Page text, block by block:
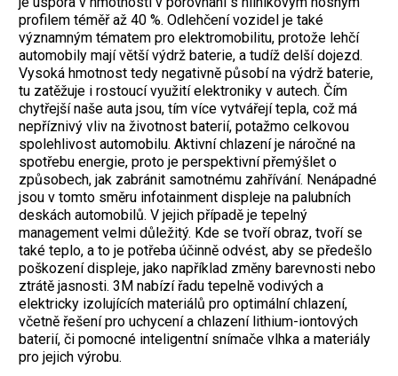
profilem téměř až 40 %. Odlehčení vozidel je také
významným tématem pro elektromobilitu, protože lehčí
automobily mají větší výdrž baterie, a tudíž delší dojezd.
Vysoká hmotnost tedy negativně působí na výdrž baterie,
tu zatěžuje i rostoucí využití elektroniky v autech. Čím
chytřejší naše auta jsou, tím více vytvářejí tepla, což má
nepříznivý vliv na životnost baterií, potažmo celkovou
spolehlivost automobilu. Aktivní chlazení je náročné na
spotřebu energie, proto je perspektivní přemýšlet o
způsobech, jak zabránit samotnému zahřívání. Nenápadné
jsou v tomto směru infotainment displeje na palubních
deskách automobilů. V jejich případě je tepelný
management velmi důležitý. Kde se tvoří obraz, tvoří se
také teplo, a to je potřeba účinně odvést, aby se předešlo
poškození displeje, jako například změny barevnosti nebo
ztrátě jasnosti. 3M nabízí řadu tepelně vodivých a
elektricky izolujících materiálů pro optimální chlazení,
včetně řešení pro uchycení a chlazení lithium-iontových
baterií, či pomocné inteligentní snímače vlhka a materiály
pro jejich výrobu.